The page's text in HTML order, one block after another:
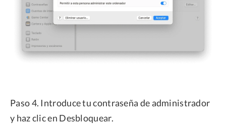
Paso 4. Introduce tu contraseña de administrador
y haz clic en Desbloquear.